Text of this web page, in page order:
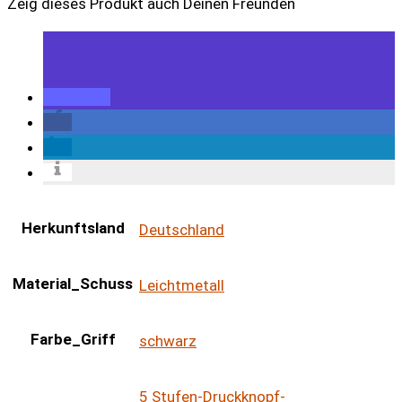
Zeig dieses Produkt auch Deinen Freunden
Herkunftsland Deutschland
Material_Schuss Leichtmetall
Farbe_Griff schwarz
5 Stufen-Druckknopf-